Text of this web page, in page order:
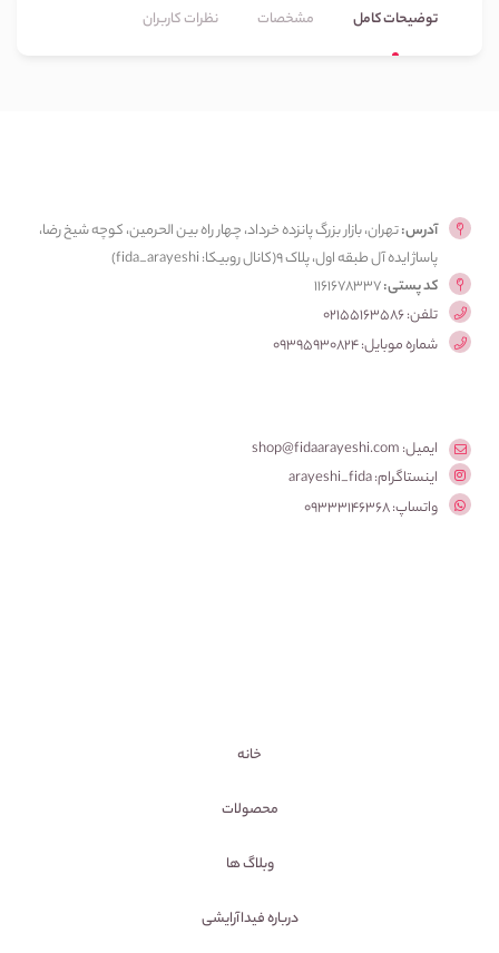
توضیحات کامل مشخصات نظرات کاربران
آدرس:تهران، بازار بزرگ پانزده خرداد، چهار راه بین الحرمین، کوچه شیخ رضا،
پاساژ ایده آل طبقه اول، پلاک ۹(کانال روبیکا: fida_arayeshi)
کد پستی:1161678337
تلفن: 02155163586
شماره موبایل: 09395930824
ایمیل: shop@fidaarayeshi.com
اینستاگرام: arayeshi_fida
واتساپ: 09333146368
خانه
محصولات
وبلاگ ها
درباره فیداآرایشی